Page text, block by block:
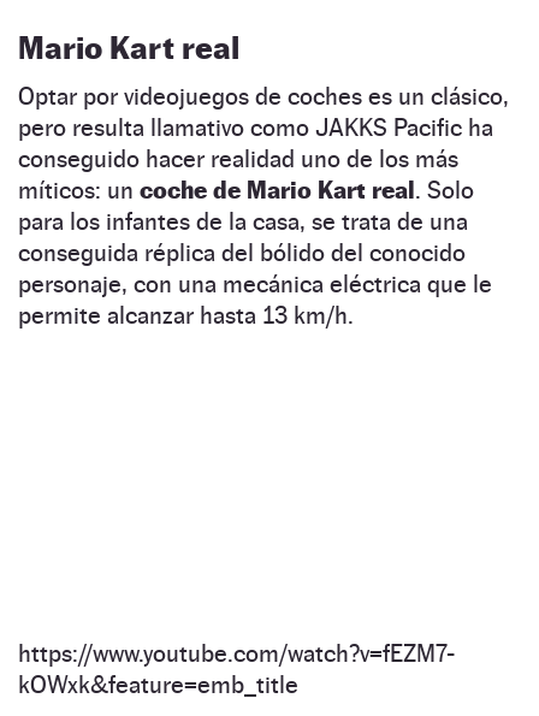
Mario Kart real
Optar por videojuegos de coches es un clásico,
pero resulta llamativo como JAKKS Pacific ha
conseguido hacer realidad uno de los más
míticos: un coche de Mario Kart real. Solo
para los infantes de la casa, se trata de una
conseguida réplica del bólido del conocido
personaje, con una mecánica eléctrica que le
permite alcanzar hasta 13 km/h.
https://www.youtube.com/watch?v=fEZM7-
kOWxk&feature=emb_title